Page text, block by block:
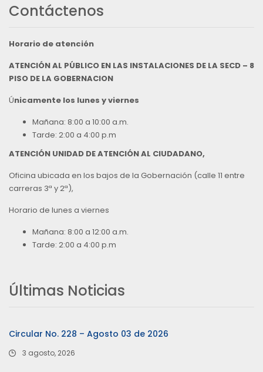
Contáctenos
Horario de atención
ATENCIÓN AL PÚBLICO EN LAS INSTALACIONES DE LA SECD – 8
PISO DE LA GOBERNACION
Únicamente los lunes y viernes
Mañana: 8:00 a 10:00 a.m.
Tarde: 2:00 a 4:00 p.m
ATENCIÓN UNIDAD DE ATENCIÓN AL CIUDADANO,
Oficina ubicada en los bajos de la Gobernación (calle 11 entre
carreras 3ª y 2ª),
Horario de lunes a viernes
Mañana: 8:00 a 12:00 a.m.
Tarde: 2:00 a 4:00 p.m
Últimas Noticias
Circular No. 228 – Agosto 03 de 2026
3 agosto, 2026